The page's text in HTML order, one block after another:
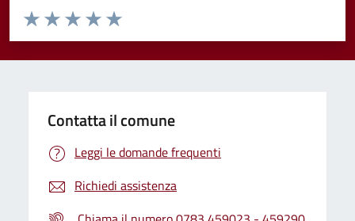
Valuta da 1 a 5 stelle la pagina
Valuta 5 stelle su 5
Valuta 4 stelle su 5
Valuta 3 stelle su 5
Valuta 2 stelle su 5
Valuta 1 stelle su 5
Contatta il comune
Leggi le domande frequenti
Richiedi assistenza